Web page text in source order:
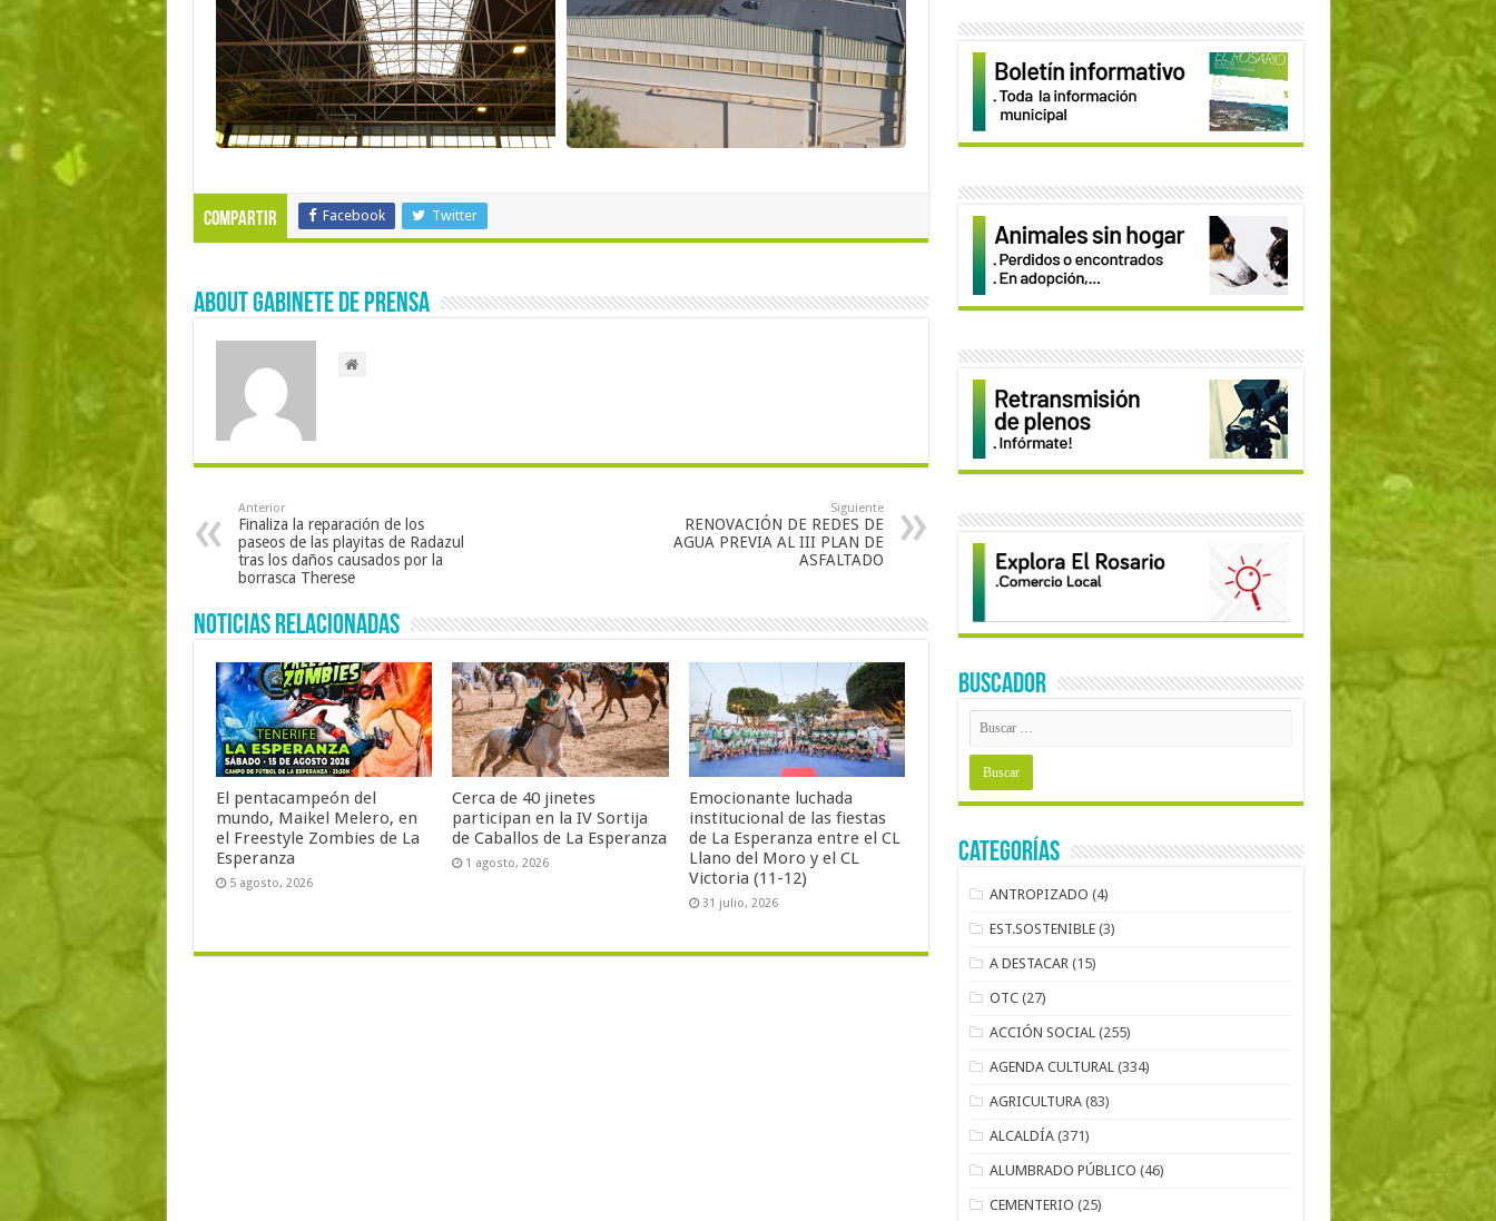
Compartir Facebook Twitter
About Gabinete de Prensa
Anterior
Finaliza la reparación de los
paseos de las playitas de Radazul
tras los daños causados por la
borrasca Therese
Siguiente
RENOVACIÓN DE REDES DE
AGUA PREVIA AL III PLAN DE
ASFALTADO
Noticias Relacionadas
El pentacampeón del
mundo, Maikel Melero, en
el Freestyle Zombies de La
Esperanza
5 agosto, 2026
Cerca de 40 jinetes
participan en la IV Sortija
de Caballos de La Esperanza
1 agosto, 2026
Emocionante luchada
institucional de las fiestas
de La Esperanza entre el CL
Llano del Moro y el CL
Victoria (11-12)
31 julio, 2026
BUSCADOR
Categorías
ANTROPIZADO (4)
EST.SOSTENIBLE (3)
A DESTACAR (15)
OTC (27)
ACCIÓN SOCIAL (255)
AGENDA CULTURAL (334)
AGRICULTURA (83)
ALCALDÍA (371)
ALUMBRADO PÚBLICO (46)
CEMENTERIO (25)